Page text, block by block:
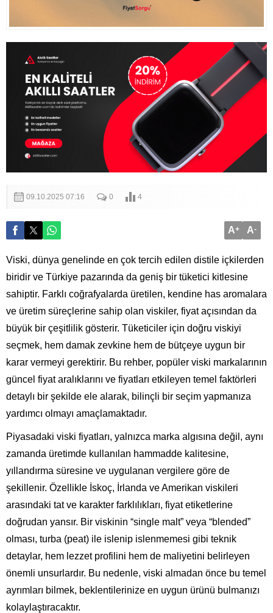
09.10.2025 07:16 0 4
A+ A-
Viski, dünya genelinde en çok tercih edilen distile içkilerden
biridir ve Türkiye pazarında da geniş bir tüketici kitlesine
sahiptir. Farklı coğrafyalarda üretilen, kendine has aromalara
ve üretim süreçlerine sahip olan viskiler, fiyat açısından da
büyük bir çeşitlilik gösterir. Tüketiciler için doğru viskiyi
seçmek, hem damak zevkine hem de bütçeye uygun bir
karar vermeyi gerektirir. Bu rehber, popüler viski markalarının
güncel fiyat aralıklarını ve fiyatları etkileyen temel faktörleri
detaylı bir şekilde ele alarak, bilinçli bir seçim yapmanıza
yardımcı olmayı amaçlamaktadır.
Piyasadaki viski fiyatları, yalnızca marka algısına değil, aynı
zamanda üretimde kullanılan hammadde kalitesine,
yıllandırma süresine ve uygulanan vergilere göre de
şekillenir. Özellikle İskoç, İrlanda ve Amerikan viskileri
arasındaki tat ve karakter farklılıkları, fiyat etiketlerine
doğrudan yansır. Bir viskinin “single malt” veya “blended”
olması, turba (peat) ile islenip islenmemesi gibi teknik
detaylar, hem lezzet profilini hem de maliyetini belirleyen
önemli unsurlardır. Bu nedenle, viski almadan önce bu temel
ayrımları bilmek, beklentilerinize en uygun ürünü bulmanızı
kolaylaştıracaktır.